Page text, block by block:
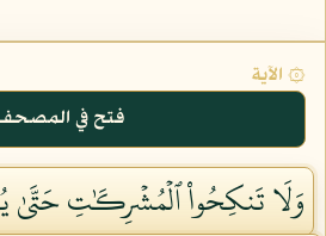
۞ الآية
فتح في
وَلَا تَنكِحُواْ ٱلۡمُشۡرِكَٰتِ حَتَّىٰ